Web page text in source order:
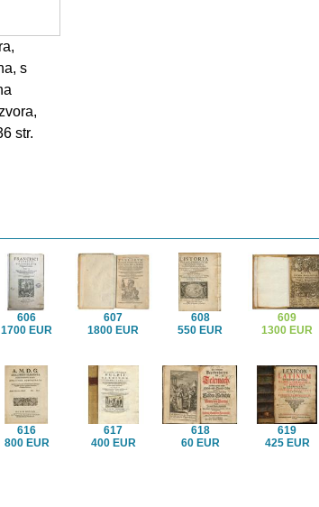
s
str.
606
1700 EUR
607
1800 EUR
608
550 EUR
609
1300 EUR
616
800 EUR
617
400 EUR
618
60 EUR
619
425 EUR